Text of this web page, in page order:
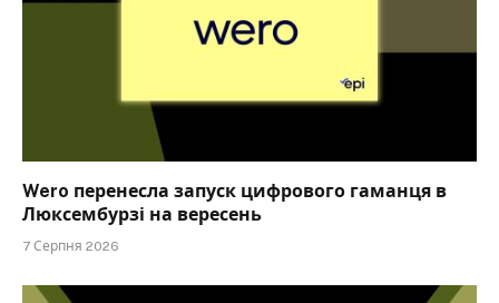
Wero перенесла запуск цифрового гаманця в
Люксембурзі на вересень
7 Серпня 2026